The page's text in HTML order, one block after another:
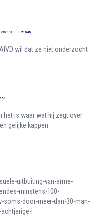
om 8:31 + 21545
wil dat ze niet onderzocht
het is waar wat hij zegt over
gelijke kappen.
uitbuiting-van-arme-
minstens-100-
soms-door-meer-dan-30-man-
l